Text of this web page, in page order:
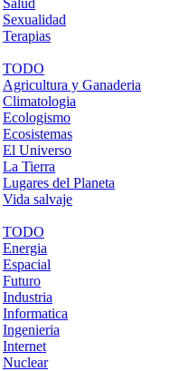
Sexualidad
Terapias
TODO
Agricultura y Ganaderia
Climatologia
Ecologismo
Ecosistemas
El Universo
La Tierra
Lugares del Planeta
Vida salvaje
TODO
Energia
Espacial
Futuro
Industria
Informatica
Ingenieria
Internet
Nuclear